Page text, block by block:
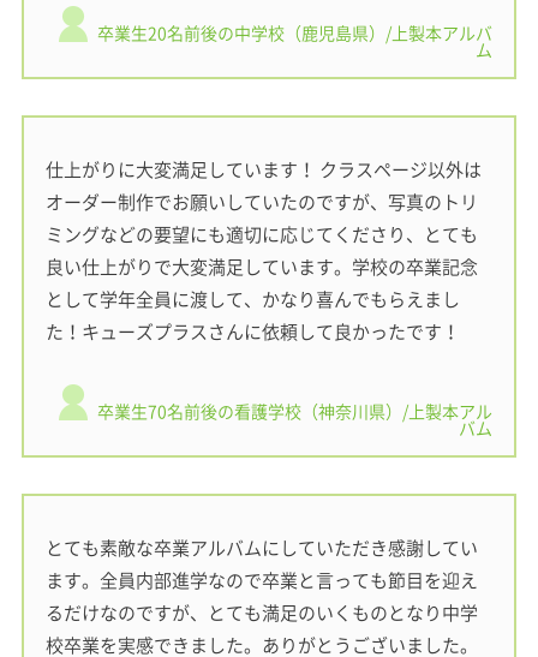
卒業生20名前後の中学校（鹿児島県）/上製本アルバ
ム
仕上がりに大変満足しています！ クラスページ以外は
オーダー制作でお願いしていたのですが、写真のトリ
ミングなどの要望にも適切に応じてくださり、とても
良い仕上がりで大変満足しています。学校の卒業記念
として学年全員に渡して、かなり喜んでもらえまし
た！キューズプラスさんに依頼して良かったです！
卒業生70名前後の看護学校（神奈川県）/上製本アル
バム
とても素敵な卒業アルバムにしていただき感謝してい
ます。全員内部進学なので卒業と言っても節目を迎え
るだけなのですが、とても満足のいくものとなり中学
校卒業を実感できました。ありがとうございました。